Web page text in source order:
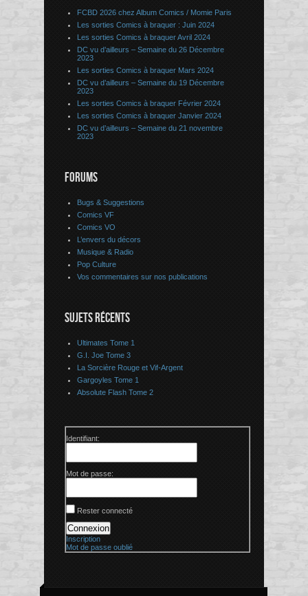
FCBD 2026 chez Album Comics / Momie Paris
Les sorties Comics à braquer : Juin 2024
Les sorties Comics à braquer Avril 2024
DC vu d’ailleurs – Semaine du 26 Décembre
2023
Les sorties Comics à braquer Mars 2024
DC vu d’ailleurs – Semaine du 19 Décembre
2023
Les sorties Comics à braquer Février 2024
Les sorties Comics à braquer Janvier 2024
DC vu d’ailleurs – Semaine du 21 novembre
2023
FORUMS
Bugs & Suggestions
Comics VF
Comics VO
L’envers du décors
Musique & Radio
Pop Culture
Vos commentaires sur nos publications
SUJETS RÉCENTS
Ultimates Tome 1
G.I. Joe Tome 3
La Sorcière Rouge et Vif-Argent
Gargoyles Tome 1
Absolute Flash Tome 2
Identifiant:
Mot de passe:
Rester connecté
Connexion
Inscription
Mot de passe oublié